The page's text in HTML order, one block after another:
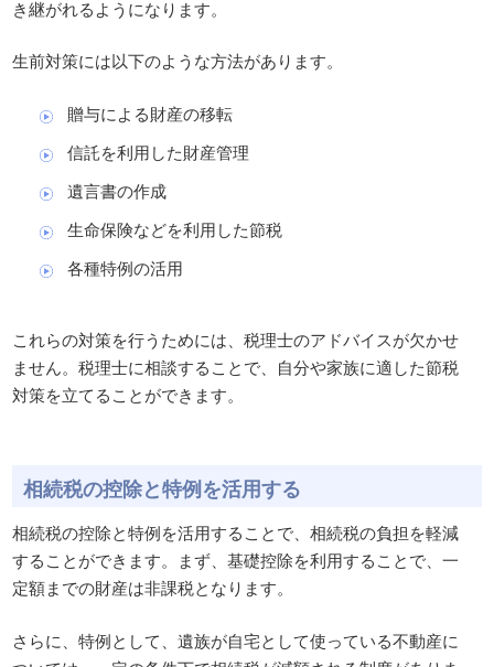
き継がれるようになります。
生前対策には以下のような方法があります。
贈与による財産の移転
信託を利用した財産管理
遺言書の作成
生命保険などを利用した節税
各種特例の活用
これらの対策を行うためには、税理士のアドバイスが欠かせ
ません。税理士に相談することで、自分や家族に適した節税
対策を立てることができます。
相続税の控除と特例を活用する
相続税の控除と特例を活用することで、相続税の負担を軽減
することができます。まず、基礎控除を利用することで、一
定額までの財産は非課税となります。
さらに、特例として、遺族が自宅として使っている不動産に